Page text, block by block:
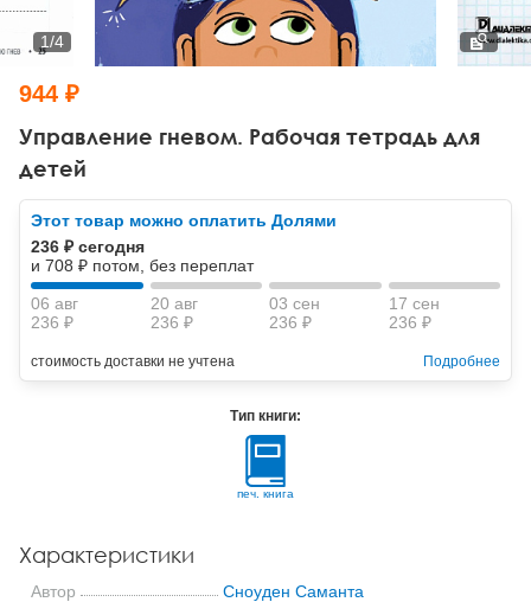
Тревожные расстройства, панические атаки
Психодрама
Другие направления психотерапии
Классический, эриксоновский гипноз и НЛП
НЛП
Психология труда и эргономика
Социальная психология
Социальная и организационная психология
Классический и юнгианский психоанализ
Управление гневом. Рабочая тетрадь для
детей
1/4
944 ₽
Этот товар можно оплатить Долями
236 ₽ сегодня
и 708 ₽ потом, без переплат
06 авг
236 ₽
20 авг
236 ₽
03 сен
236 ₽
17 сен
236 ₽
стоимость доставки не учтена Подробнее
Тип книги:
печ. книга
Характеристики
Автор
Сноуден Саманта